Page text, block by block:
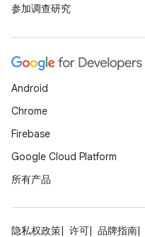
参加调查研究
Android
Chrome
Firebase
Google Cloud Platform
所有产品
隐私权政策 许可 品牌指南